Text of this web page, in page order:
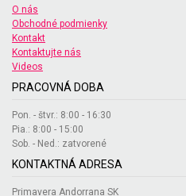
O nás
Obchodné podmienky
Kontakt
Kontaktujte nás
Videos
PRACOVNÁ DOBA
Pon. - štvr.: 8:00 - 16:30
Pia.: 8:00 - 15:00
Sob. - Ned.: zatvorené
KONTAKTNÁ ADRESA
Primavera Andorrana SK